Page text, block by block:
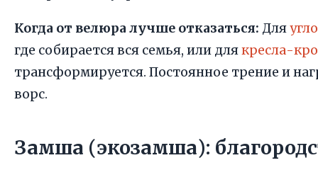
Когда от велюра лучше отказаться: Для
где собирается вся семья, или длякресла-
трансформируется. Постоянное трение и
ворс.
Замша (экозамша):